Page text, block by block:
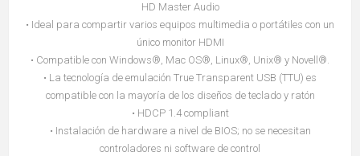
HD Master Audio
• Ideal para compartir varios equipos multimedia o portátiles con un
único monitor HDMI
• Compatible con Windows®, Mac OS®, Linux®, Unix® y Novell®.
• La tecnología de emulación True Transparent USB (TTU) es
compatible con la mayoría de los diseños de teclado y ratón
• HDCP 1.4 compliant
• Instalación de hardware a nivel de BIOS; no se necesitan
controladores ni software de control